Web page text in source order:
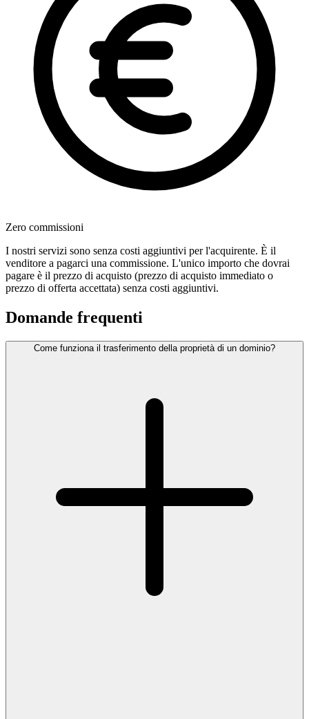
Zero commissioni
I nostri servizi sono senza costi aggiuntivi per l'acquirente. È il
venditore a pagarci una commissione. L'unico importo che dovrai
pagare è il prezzo di acquisto (prezzo di acquisto immediato o
prezzo di offerta accettata) senza costi aggiuntivi.
Domande frequenti
Come funziona il trasferimento della proprietà di un dominio?